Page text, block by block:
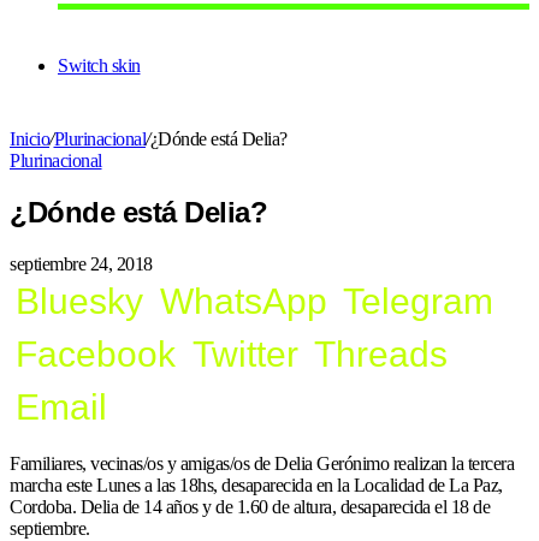
Switch skin
Inicio/Plurinacional/¿Dónde está Delia?
Plurinacional
¿Dónde está Delia?
septiembre 24, 2018
Bluesky WhatsApp Telegram
Facebook Twitter Threads
Email
Familiares, vecinas/os y amigas/os de Delia Gerónimo realizan la tercera
marcha este Lunes a las 18hs, desaparecida en la Localidad de La Paz,
Cordoba. Delia de 14 años y de 1.60 de altura, desaparecida el 18 de
septiembre.